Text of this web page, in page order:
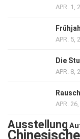
APR. 1,
APR. 5,
Die
APR. 8,
APR.
Ausstellung